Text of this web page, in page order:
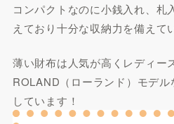
コンパクトなのに小銭入れ、札
えており十分な収納力を備えて
薄い財布は人気が高くレディー
ROLAND（ローランド）モデ
しています！